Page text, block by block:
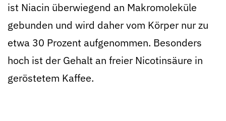
ist Niacin überwiegend an Makromoleküle
gebunden und wird daher vom Körper nur zu
etwa 30 Prozent aufgenommen. Besonders
hoch ist der Gehalt an freier Nicotinsäure in
geröstetem Kaffee.